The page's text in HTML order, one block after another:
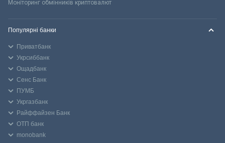
Моніторинг обмінників криптовалют
Популярні банки
Приватбанк
Укрсиббанк
Ощадбанк
Сенс Банк
ПУМБ
Укргазбанк
Райффайзен Банк
ОТП банк
monobank